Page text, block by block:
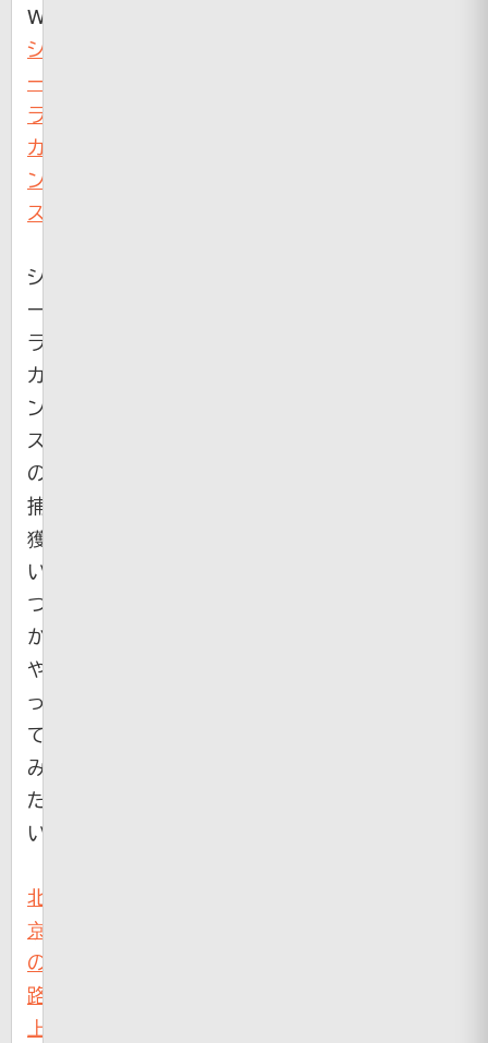
Wikipedia：
シ
ー
ラ
カ
ン
ス
シ
ー
ラ
カ
ン
ス
の
捕
獲・・・
い
つ
か
や
っ
て
み
た
い
北
京
の
路
上